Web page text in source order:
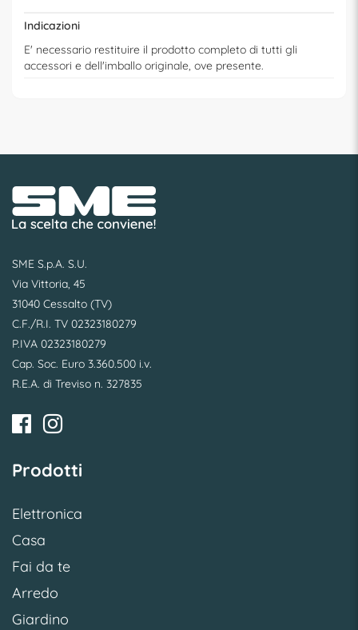
Indicazioni
E' necessario restituire il prodotto completo di tutti gli
accessori e dell'imballo originale, ove presente.
SME S.p.A. S.U.
Via Vittoria, 45
31040 Cessalto (TV)
C.F./R.I. TV 02323180279
P.IVA 02323180279
Cap. Soc. Euro 3.360.500 i.v.
R.E.A. di Treviso n. 327835
Prodotti
Elettronica
Casa
Fai da te
Arredo
Giardino